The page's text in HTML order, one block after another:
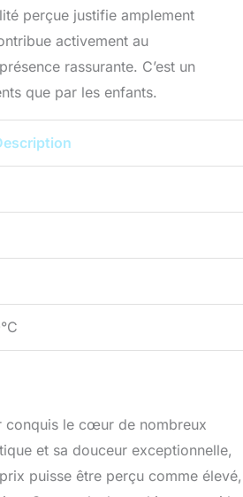
perçue justifie amplement
activement au
rassurante. C’est un
que par les enfants.
conquis le cœur de nombreux
et sa douceur exceptionnelle,
puisse être perçu comme élevé,